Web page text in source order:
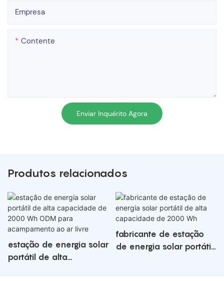
Empresa
Contente
Enviar Inquérito Agora
Produtos relacionados
estação de energia solar
portátil de alta
fabricante de estação
de energia solar portátil